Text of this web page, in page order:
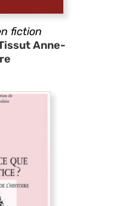
fiction
Anne-